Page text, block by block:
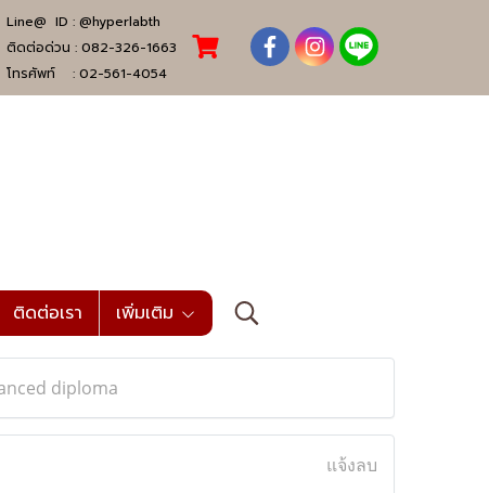
Line@ ID : @hyperlabth
ติดต่อด่วน : 082-326-1663
โทรศัพท์ : 02-561-4054
ติดต่อเรา เพิ่มเติม
diploma
แจ้งลบ